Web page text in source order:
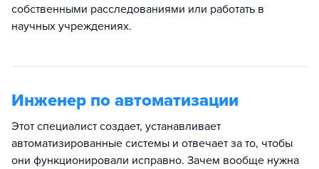
собственными расследованиями или работать в
научных учреждениях.
Инженер по автоматизации
Этот специалист создает, устанавливает
автоматизированные системы и отвечает за то, чтобы
они функционировали исправно. Зачем вообще нужна